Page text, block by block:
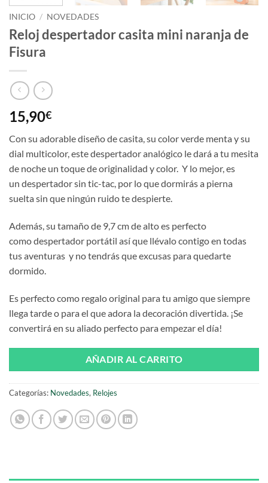
INICIO / NOVEDADES
Reloj despertador casita mini naranja de
Fisura
15,90€
Con su adorable diseño de casita, su color verde menta y su
dial multicolor, este despertador analógico le dará a tu mesita
de noche un toque de originalidad y color. Y lo mejor, es
un despertador sin tic-tac, por lo que dormirás a pierna
suelta sin que ningún ruido te despierte.
Además, su tamaño de 9,7 cm de alto es perfecto
como despertador portátil así que llévalo contigo en todas
tus aventuras ​ y no tendrás que excusas para quedarte
dormido.
Es perfecto como regalo original​ para tu amigo que siempre
llega tarde o para el que adora la decoración divertida. ¡Se
convertirá en su aliado perfecto para empezar el día!
AÑADIR AL CARRITO
Categorías: Novedades, Relojes